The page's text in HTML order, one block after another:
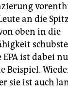
an die
oben in die
ist dabei
Beispiel.
sie ist auch